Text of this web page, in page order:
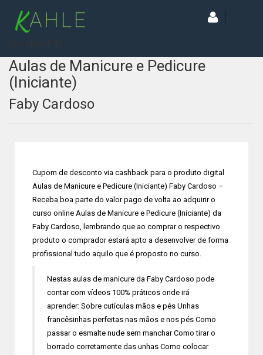
Aulas de Manicure e Pedicure
(Iniciante)
Faby Cardoso
Cupom de desconto via cashback para o produto digital
Aulas de Manicure e Pedicure (Iniciante) Faby Cardoso –
Receba boa parte do valor pago de volta ao adquirir o
curso online Aulas de Manicure e Pedicure (Iniciante) da
Faby Cardoso, lembrando que ao comprar o respectivo
produto o comprador estará apto a desenvolver de forma
profissional tudo aquilo que é proposto no curso.
Nestas aulas de manicure da Faby Cardoso pode
contar com vídeos 100% práticos onde irá
aprender: Sobre cutículas mãos e pés Unhas
francêsinhas perfeitas nas mãos e nos pés Como
passar o esmalte nude sem manchar Como tirar o
borrado corretamente das unhas Como colocar